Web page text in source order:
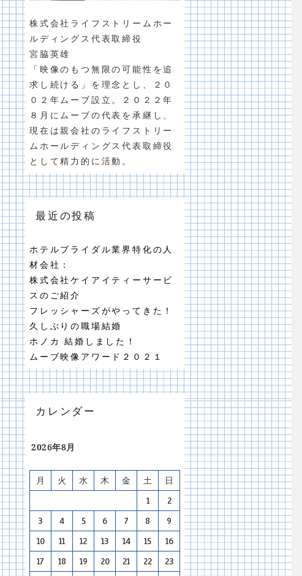
株式会社ライフストリームホー
ルディングス代表取締役
宮脇英雄
「映像のもつ無限の可能性を追
求し続ける」を理念とし、２０
０２年ムーブ設立。２０２２年
８月にムーブの代表を承継し、
現在は親会社のライフストリー
ムホールディングス代表取締役
として精力的に活動。
最近の投稿
ホテルブライダル業界特化の人
材会社：
株式会社ケイアイティーサービ
スのご紹介
フレッシャーズがやってきた！
久しぶりの職場結婚
ホノカ 結婚しました！
ムーブ映像アワード２０２１
カレンダー
2026年8月
月 火 水 木 金 土 日
1 2
3 4 5 6 7 8 9
10 11 12 13 14 15 16
17 18 19 20 21 22 23